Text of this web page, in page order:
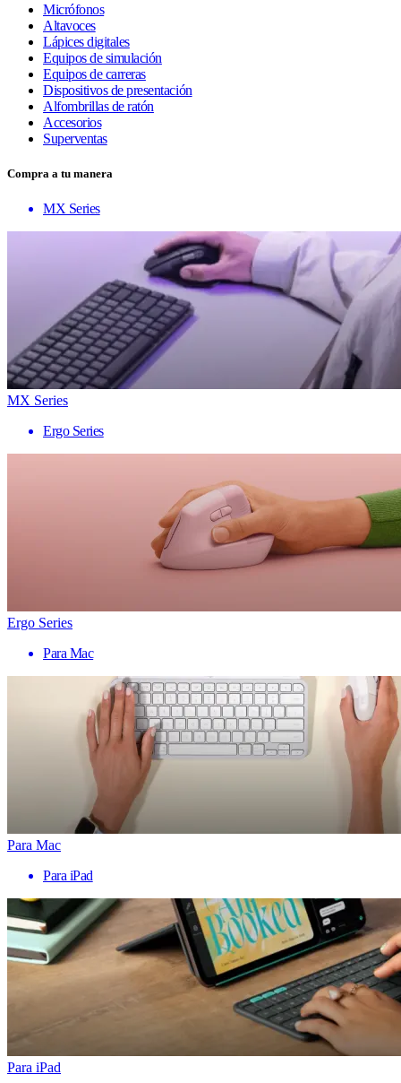
Micrófonos
Altavoces
Lápices digitales
Equipos de simulación
Equipos de carreras
Dispositivos de presentación
Alfombrillas de ratón
Accesorios
Superventas
Compra a tu manera
MX Series
MX Series
Ergo Series
Ergo Series
Para Mac
Para Mac
Para iPad
Para iPad